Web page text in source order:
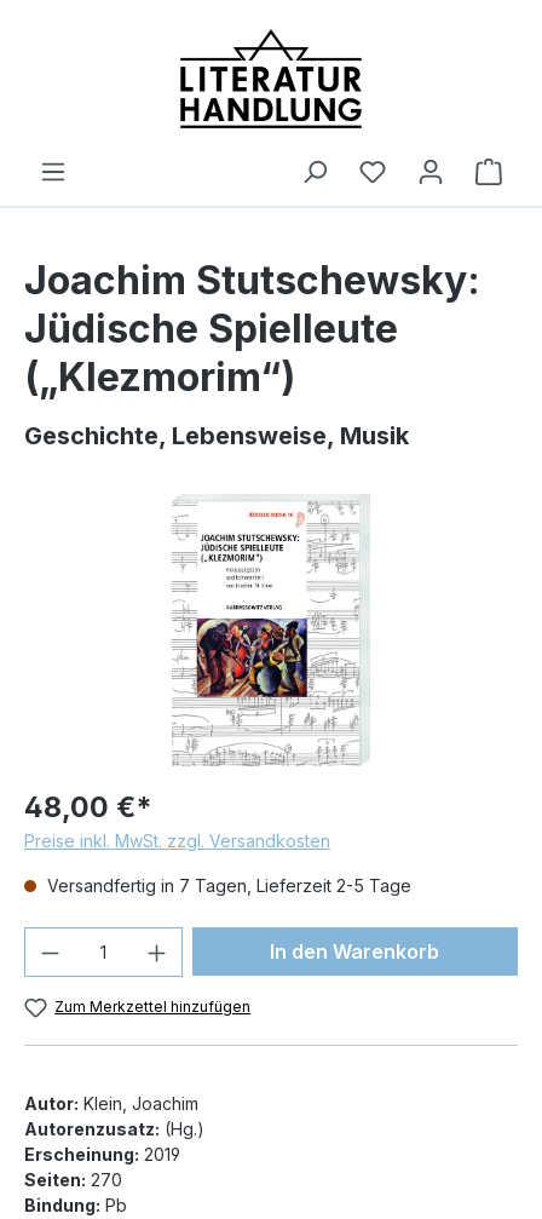
Joachim Stutschewsky:
Jüdische Spielleute
(„Klezmorim“)
Geschichte, Lebensweise, Musik
Bildergalerie überspringen
48,00 €*
Preise inkl. MwSt. zzgl. Versandkosten
Versandfertig in 7 Tagen, Lieferzeit 2-5 Tage
Produkt Anzahl: Gib denIn den Warenkorb
Zum Merkzettel hinzufügen
Autor: Klein, Joachim
Autorenzusatz: (Hg.)
Erscheinung: 2019
Seiten: 270
Bindung: Pb